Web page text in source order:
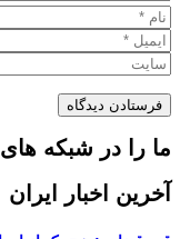
ما را در شبکه های
آخرین اخبار ایران